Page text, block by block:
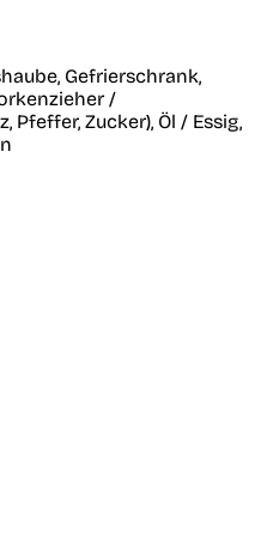
Gefrierschrank,
/
Pfeffer, Zucker), Öl / Essig,